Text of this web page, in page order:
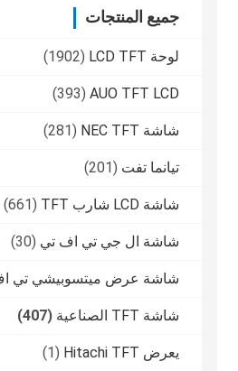
جميع المنتجات
لوحة LCD TFT (1902)
AUO TFT LCD
(393)
شاشة NEC TFT (281)
تيانما تفت (201)
شاشة LCD شارب TFT (661)
شاشة ال جي تي اف تي (30)
شاشة عرض ميتسوبيشي تي
شاشة TFT الصناعية (407)
يعرض Hitachi TFT (1)